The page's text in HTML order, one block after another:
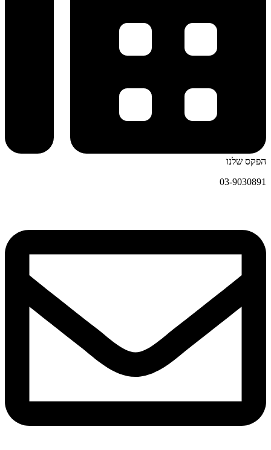
הפקס שלנו
03-9030891